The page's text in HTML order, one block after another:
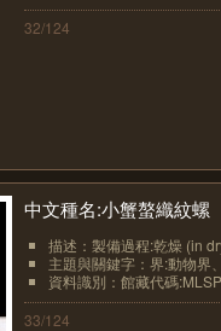
32/124
中文種名:小蟹螯織紋螺
描述：製備過程:乾燥 (in
主題與關鍵字：界:動物界
資料識別：館藏代碼
33/124